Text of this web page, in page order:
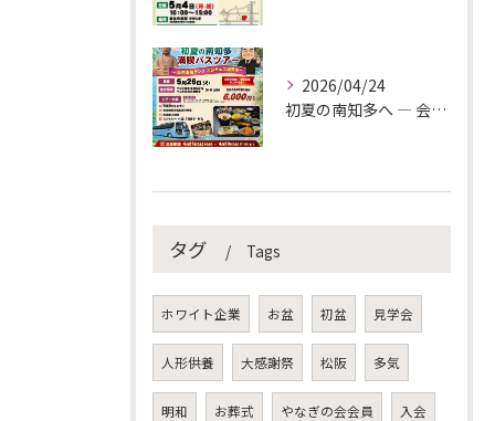
2026/04/24
初夏の南知多へ ― 会員様限定バスツアーのご案内
タグ Tags
ホワイト企業 お盆 初盆 見学会
人形供養 大感謝祭 松阪 多気
明和 お葬式 やなぎの会会員 入会